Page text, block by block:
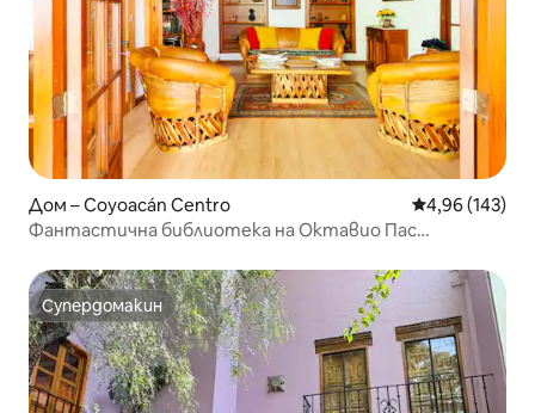
Дом – Coyoacán Centro Средна
4,96 (143)
Фантастична библиотека на Октавио Пас
Супердомакин
Супердомакин